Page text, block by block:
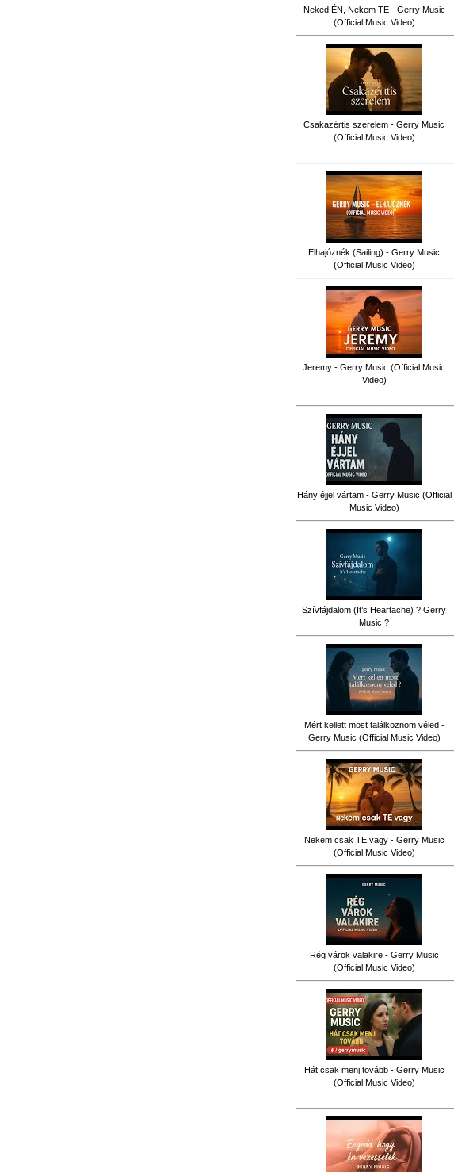
Neked ÉN, Nekem TE - Gerry Music
(Official Music Video)
Csakazértis szerelem - Gerry Music
(Official Music Video)
Elhajóznék (Sailing) - Gerry Music
(Official Music Video)
Jeremy - Gerry Music (Official Music
Video)
Hány éjjel vártam - Gerry Music (Official
Music Video)
Szívfájdalom (It’s Heartache) ? Gerry
Music ?
Mért kellett most találkoznom véled -
Gerry Music (Official Music Video)
Nekem csak TE vagy - Gerry Music
(Official Music Video)
Rég várok valakire - Gerry Music
(Official Music Video)
Hát csak menj tovább - Gerry Music
(Official Music Video)